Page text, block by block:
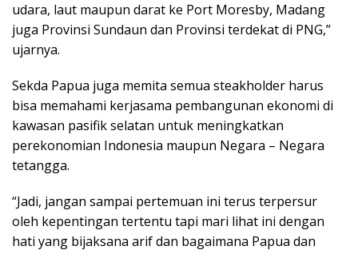
udara, laut maupun darat ke Port Moresby, Madang
juga Provinsi Sundaun dan Provinsi terdekat di PNG,”
ujarnya.
Sekda Papua juga memita semua steakholder harus
bisa memahami kerjasama pembangunan ekonomi di
kawasan pasifik selatan untuk meningkatkan
perekonomian Indonesia maupun Negara – Negara
tetangga.
“Jadi, jangan sampai pertemuan ini terus terpersur
oleh kepentingan tertentu tapi mari lihat ini dengan
hati yang bijaksana arif dan bagaimana Papua dan